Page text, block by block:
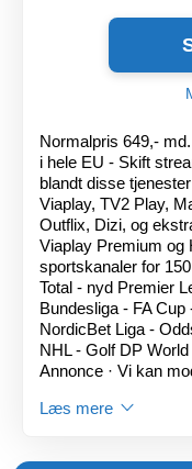
Normalpris 649,-
i hele EU - Skift
blandt disse
Viaplay, TV2 Play,
Outflix, Dizi, og
Viaplay Premium
sportskanaler for
Total - nyd Premier
Bundesliga - FA
NordicBet Liga -
NHL - Golf DP
Annonce · Vi kan
Læs mere